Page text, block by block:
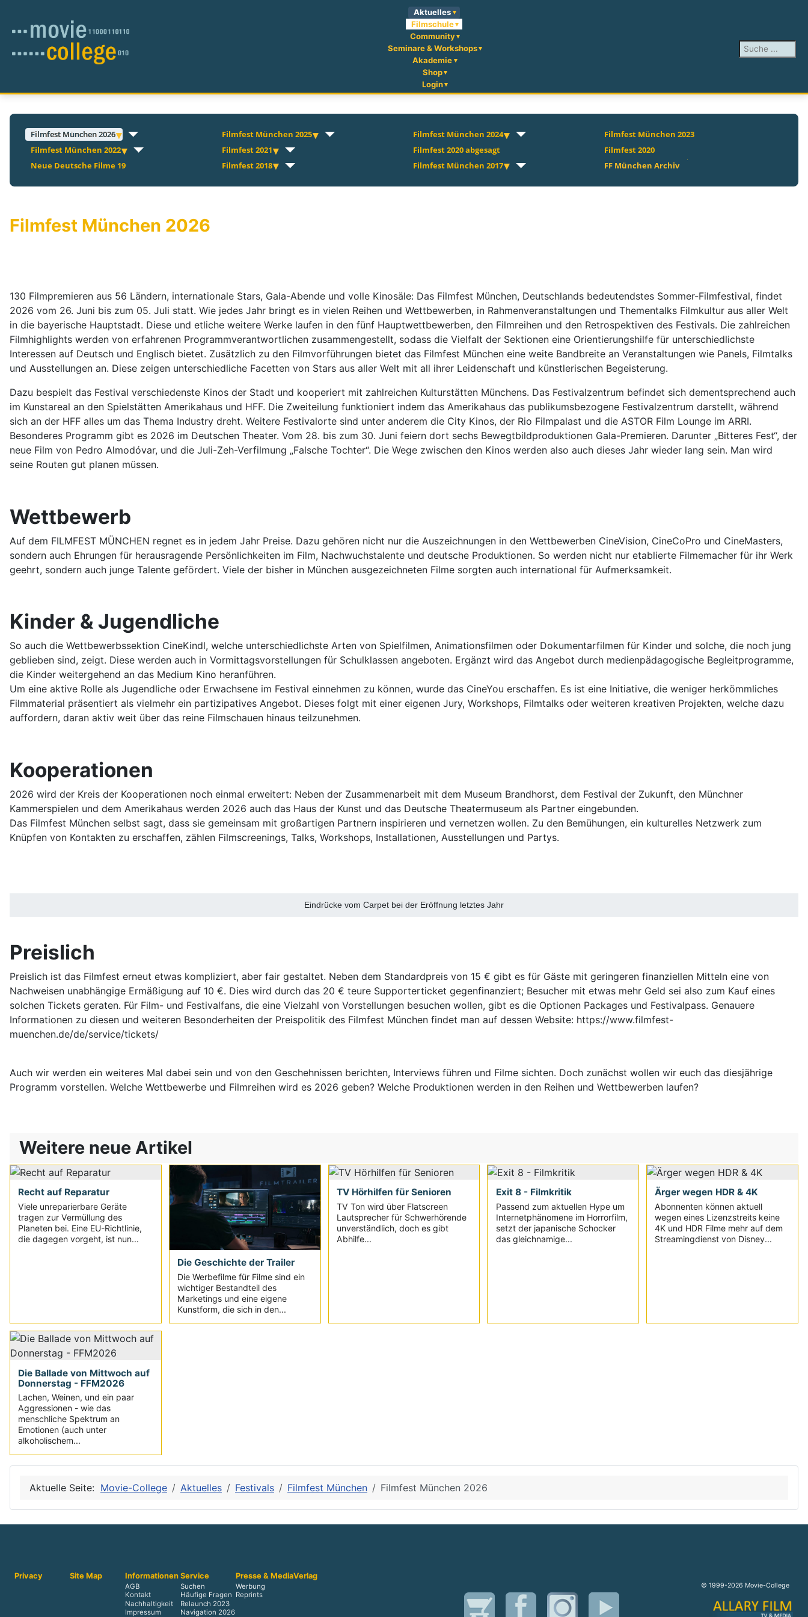
Aktuelles
Filmschule
Community
Seminare & Workshops
Akademie
Shop
Login
Suchen ...
Filmfest München 2026 Filmfest München 2025 Filmfest München 2024
Filmfest München 2023
Filmfest München 2022
Filmfest 2021 Filmfest 2020 abgesagt
Filmfest 2020
Neue Deutsche Filme 19
Filmfest 2018 Filmfest München 2017 FF München Archiv
Filmfest München 2026
130 Filmpremieren aus 56 Ländern, internationale Stars, Gala-Abende und volle Kinosäle: Das Filmfest München, Deutschlands bedeutendstes Sommer-Filmfestival, findet
2026 vom 26. Juni bis zum 05. Juli statt. Wie jedes Jahr bringt es in vielen Reihen und Wettbewerben, in Rahmenveranstaltungen und Thementalks Filmkultur aus aller Welt
in die bayerische Hauptstadt. Diese und etliche weitere Werke laufen in den fünf Hauptwettbewerben, den Filmreihen und den Retrospektiven des Festivals. Die zahlreichen
Filmhighlights werden von erfahrenen Programmverantwortlichen zusammengestellt, sodass die Vielfalt der Sektionen eine Orientierungshilfe für unterschiedlichste
Interessen auf Deutsch und Englisch bietet. Zusätzlich zu den Filmvorführungen bietet das Filmfest München eine weite Bandbreite an Veranstaltungen wie Panels, Filmtalks
und Ausstellungen an. Diese zeigen unterschiedliche Facetten von Stars aus aller Welt mit all ihrer Leidenschaft und künstlerischen Begeisterung.
Dazu bespielt das Festival verschiedenste Kinos der Stadt und kooperiert mit zahlreichen Kulturstätten Münchens. Das Festivalzentrum befindet sich dementsprechend auch
im Kunstareal an den Spielstätten Amerikahaus und HFF. Die Zweiteilung funktioniert indem das Amerikahaus das publikumsbezogene Festivalzentrum darstellt, während
sich an der HFF alles um das Thema Industry dreht. Weitere Festivalorte sind unter anderem die City Kinos, der Rio Filmpalast und die ASTOR Film Lounge im ARRI.
Besonderes Programm gibt es 2026 im Deutschen Theater. Vom 28. bis zum 30. Juni feiern dort sechs Bewegtbildproduktionen Gala-Premieren. Darunter „Bitteres Fest“, der
neue Film von Pedro Almodóvar, und die Juli-Zeh-Verfilmung „Falsche Tochter“. Die Wege zwischen den Kinos werden also auch dieses Jahr wieder lang sein. Man wird
seine Routen gut planen müssen.
Wettbewerb
Auf dem FILMFEST MÜNCHEN regnet es in jedem Jahr Preise. Dazu gehören nicht nur die Auszeichnungen in den Wettbewerben CineVision, CineCoPro und CineMasters,
sondern auch Ehrungen für herausragende Persönlichkeiten im Film, Nachwuchstalente und deutsche Produktionen. So werden nicht nur etablierte Filmemacher für ihr Werk
geehrt, sondern auch junge Talente gefördert. Viele der bisher in München ausgezeichneten Filme sorgten auch international für Aufmerksamkeit.
Kinder & Jugendliche
So auch die Wettbewerbssektion CineKindl, welche unterschiedlichste Arten von Spielfilmen, Animationsfilmen oder Dokumentarfilmen für Kinder und solche, die noch jung
geblieben sind, zeigt. Diese werden auch in Vormittagsvorstellungen für Schulklassen angeboten. Ergänzt wird das Angebot durch medienpädagogische Begleitprogramme,
die Kinder weitergehend an das Medium Kino heranführen.
Um eine aktive Rolle als Jugendliche oder Erwachsene im Festival einnehmen zu können, wurde das CineYou erschaffen. Es ist eine Initiative, die weniger herkömmliches
Filmmaterial präsentiert als vielmehr ein partizipatives Angebot. Dieses folgt mit einer eigenen Jury, Workshops, Filmtalks oder weiteren kreativen Projekten, welche dazu
auffordern, daran aktiv weit über das reine Filmschauen hinaus teilzunehmen.
Kooperationen
2026 wird der Kreis der Kooperationen noch einmal erweitert: Neben der Zusammenarbeit mit dem Museum Brandhorst, dem Festival der Zukunft, den Münchner
Kammerspielen und dem Amerikahaus werden 2026 auch das Haus der Kunst und das Deutsche Theatermuseum als Partner eingebunden.
Das Filmfest München selbst sagt, dass sie gemeinsam mit großartigen Partnern inspirieren und vernetzen wollen. Zu den Bemühungen, ein kulturelles Netzwerk zum
Knüpfen von Kontakten zu erschaffen, zählen Filmscreenings, Talks, Workshops, Installationen, Ausstellungen und Partys.
Eindrücke vom Carpet bei der Eröffnung letztes Jahr
Preislich
Preislich ist das Filmfest erneut etwas kompliziert, aber fair gestaltet. Neben dem Standardpreis von 15 € gibt es für Gäste mit geringeren finanziellen Mitteln eine von
Nachweisen unabhängige Ermäßigung auf 10 €. Dies wird durch das 20 € teure Supporterticket gegenfinanziert; Besucher mit etwas mehr Geld sei also zum Kauf eines
solchen Tickets geraten. Für Film- und Festivalfans, die eine Vielzahl von Vorstellungen besuchen wollen, gibt es die Optionen Packages und Festivalpass. Genauere
Informationen zu diesen und weiteren Besonderheiten der Preispolitik des Filmfest München findet man auf dessen Website: https://www.filmfest-
muenchen.de/de/service/tickets/
Auch wir werden ein weiteres Mal dabei sein und von den Geschehnissen berichten, Interviews führen und Filme sichten. Doch zunächst wollen wir euch das diesjährige
Programm vorstellen. Welche Wettbewerbe und Filmreihen wird es 2026 geben? Welche Produktionen werden in den Reihen und Wettbewerben laufen?
Weitere neue Artikel
Recht auf Reparatur
Viele unreparierbare Geräte
tragen zur Vermüllung des
Planeten bei. Eine EU-Richtlinie,
die dagegen vorgeht, ist nun...
Die Geschichte der Trailer
Die Werbefilme für Filme sind ein
wichtiger Bestandteil des
Marketings und eine eigene
Kunstform, die sich in den...
TV Hörhilfen für Senioren
TV Ton wird über Flatscreen
Lautsprecher für Schwerhörende
unverständlich, doch es gibt
Abhilfe...
Exit 8 - Filmkritik
Passend zum aktuellen Hype um
Internetphänomene im Horrorfilm,
setzt der japanische Schocker
das gleichnamige...
Ärger wegen HDR & 4K
Abonnenten können aktuell
wegen eines Lizenzstreits keine
4K und HDR Filme mehr auf dem
Streamingdienst von Disney...
Die Ballade von Mittwoch auf
Donnerstag - FFM2026
Lachen, Weinen, und ein paar
Aggressionen - wie das
menschliche Spektrum an
Emotionen (auch unter
alkoholischem...
Aktuelle Seite: Movie-College Aktuelles Festivals Filmfest München Filmfest München 2026
Privacy Site Map Informationen
AGB
Kontakt
Nachhaltigkeit
Impressum
Service
Suchen
Häufige Fragen
Relaunch 2023
Navigation 2026
Presse & Media
Werbung
Reprints
Verlag
© 1999-2026 Movie-College